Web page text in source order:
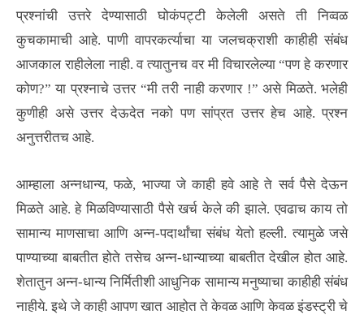
प्रश्नांची उत्तरे देण्यासाठी घोकंपट्टी केलेली असते ती निव्वळ
कुचकामाची आहे. पाणी वापरकर्त्याचा या जलचक्राशी काहीही संबंध
आजकाल राहीलेला नाही. व त्यातुनच वर मी विचारलेल्या “पण हे करणार
कोण?” या प्रश्नाचे उत्तर “मी तरी नाही करणार !” असे मिळते. भलेही
कुणीही असे उत्तर देऊदेत नको पण सांप्रत उत्तर हेच आहे. प्रश्न
अनुत्तरीतच आहे.
आम्हाला अन्नधान्य, फळे, भाज्या जे काही हवे आहे ते सर्व पैसे देऊन
मिळते आहे. हे मिळविण्यासाठी पैसे खर्च केले की झाले. एवढाच काय तो
सामान्य माणसाचा आणि अन्न-पदार्थांचा संबंध येतो हल्ली. त्यामुळे जसे
पाण्याच्या बाबतीत होते तसेच अन्न-धान्याच्या बाबतीत देखील होत आहे.
शेतातुन अन्न-धान्य निर्मितीशी आधुनिक सामान्य मनुष्याचा काहीही संबंध
नाहीये. इथे जे काही आपण खात आहोत ते केवळ आणि केवळ इंडस्ट्री चे